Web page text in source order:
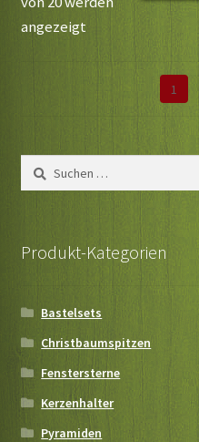
angezeigt
1
Suchen
nach:
Produkt-Kategorien
Bastelsets
Christbaumspitzen
Fenstersterne
Kerzenhalter
Pyramiden